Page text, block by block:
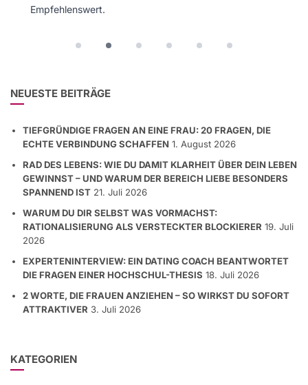
Empfehlenswert.
NEUESTE BEITRÄGE
TIEFGRÜNDIGE FRAGEN AN EINE FRAU: 20 FRAGEN, DIE
ECHTE VERBINDUNG SCHAFFEN 1. August 2026
RAD DES LEBENS: WIE DU DAMIT KLARHEIT ÜBER DEIN LEBEN
GEWINNST – UND WARUM DER BEREICH LIEBE BESONDERS
SPANNEND IST 21. Juli 2026
WARUM DU DIR SELBST WAS VORMACHST:
RATIONALISIERUNG ALS VERSTECKTER BLOCKIERER 19. Juli
2026
EXPERTENINTERVIEW: EIN DATING COACH BEANTWORTET
DIE FRAGEN EINER HOCHSCHUL-THESIS 18. Juli 2026
2 WORTE, DIE FRAUEN ANZIEHEN – SO WIRKST DU SOFORT
ATTRAKTIVER 3. Juli 2026
KATEGORIEN